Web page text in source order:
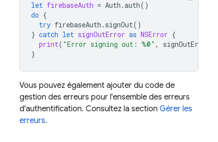
let firebaseAuth = Auth .auth()
do {
try firebaseAuth . signOut()
} catch let signOutError as NSError {
print( "Error signing out: %@" , signOutError
}
Vous pouvez également ajouter du code de
gestion des erreurs pour l'ensemble des erreurs
d'authentification. Consultez la section Gérer les
erreurs.